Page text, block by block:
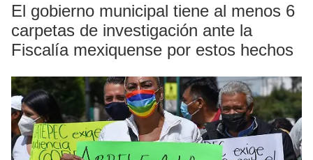
El gobierno municipal tiene al menos 6
carpetas de investigación ante la
Fiscalía mexiquense por estos hechos